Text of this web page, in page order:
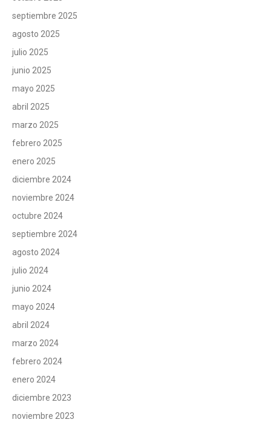
septiembre 2025
agosto 2025
julio 2025
junio 2025
mayo 2025
abril 2025
marzo 2025
febrero 2025
enero 2025
diciembre 2024
noviembre 2024
octubre 2024
septiembre 2024
agosto 2024
julio 2024
junio 2024
mayo 2024
abril 2024
marzo 2024
febrero 2024
enero 2024
diciembre 2023
noviembre 2023